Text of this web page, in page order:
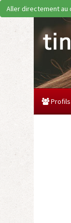
Aller directement au
Profils